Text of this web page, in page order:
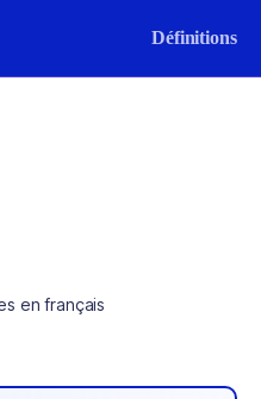
Définitions
en français